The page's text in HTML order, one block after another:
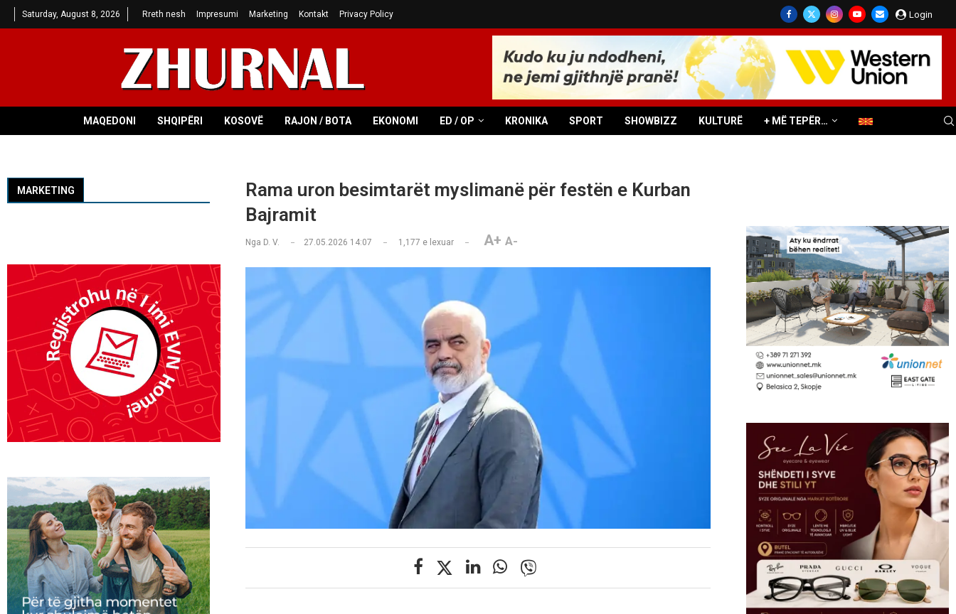
Saturday, August 8, 2026 Rreth nesh Impresumi Marketing Kontakt Privacy Policy Login
MAQEDONI SHQIPËRI KOSOVË RAJON / BOTA EKONOMI ED / OP KRONIKA SPORT SHOWBIZZ KULTURË + MË TEPËR…
Rama uron besimtarët myslimanë për festën e Kurban
Bajramit
Nga D. V. 27.05.2026 14:07 1,177 e lexuar A+ A-
MARKETING